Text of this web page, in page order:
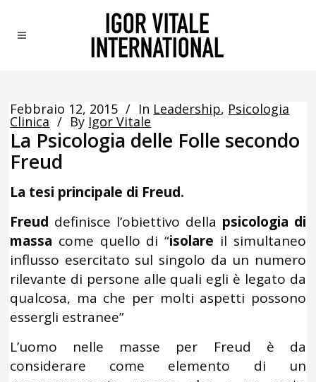
Febbraio 12, 2015 In Leadership, Psicologia
Clinica By Igor Vitale
La Psicologia delle Folle secondo
Freud
La tesi principale di Freud.
Freud definisce l’obiettivo della psicologia di
massa come quello di “isolare il simultaneo
influsso esercitato sul singolo da un numero
rilevante di persone alle quali egli è legato da
qualcosa, ma che per molti aspetti possono
essergli estranee”
L’uomo nelle masse per Freud è da
considerare come elemento di un